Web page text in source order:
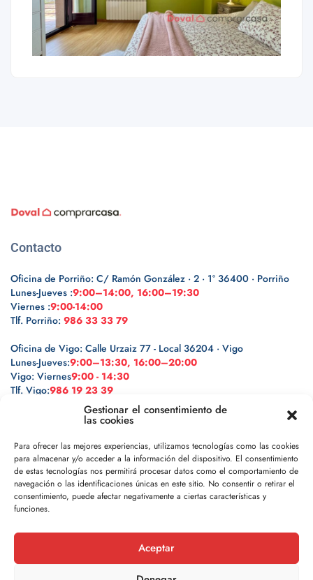
Gestionar el consentimiento de
las cookies
Para ofrecer las mejores experiencias, utilizamos tecnologías como las cookies
para almacenar y/o acceder a la información del dispositivo. El consentimiento
de estas tecnologías nos permitirá procesar datos como el comportamiento de
navegación o las identificaciones únicas en este sitio. No consentir o retirar el
consentimiento, puede afectar negativamente a ciertas características y
funciones.
Aceptar
Contacto
Oficina de Porriño: C/ Ramón González · 2 · 1º 36400 · Porriño
Lunes-Jueves :9:00–14:00, 16:00–19:30
Viernes :9:00-14:00
Tlf. Porriño: 986 33 33 79
Oficina de Vigo: Calle Urzaiz 77 - Local 36204 · Vigo
Lunes-Jueves:9:00–13:30, 16:00–20:00
Vigo: Viernes9:00 - 14:30
Tlf. Vigo:986 19 23 39
Legal
Política de privacidad